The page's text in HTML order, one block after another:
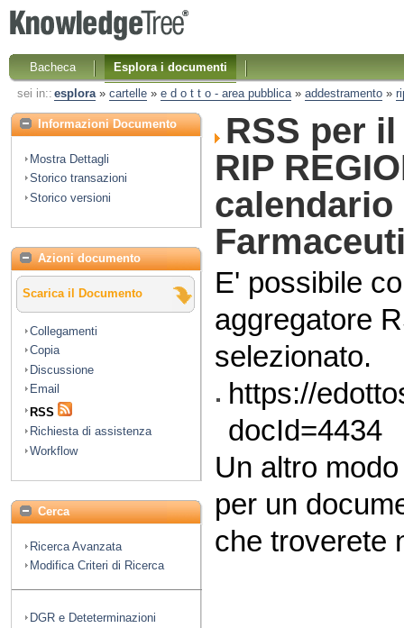
Bacheca
Esplora i documenti
sei in:: esplora» cartelle» e d o t t o - area pubblica» addestramento»
Informazioni Documento
Mostra Dettagli
Storico transazioni
Storico versioni
Azioni documento
Scarica il Documento
Collegamenti
Copia
Discussione
Email
RSS
Richiesta di assistenza
Workflow
Cerca
Ricerca Avanzata
Modifica Criteri di Ricerca
DGR e Deteterminazioni
RSS per
RIP
E' possibile
aggregatore
selezionato.
https://
docId=4434
Un altro
per un
che troverete